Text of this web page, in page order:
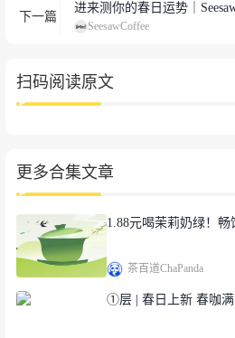
下一篇
进来测你的春日运势｜
SeesawCoffee
扫码阅读原文
更多合集文章
1.88元喝茉莉奶绿！畅
茶百道ChaPanda
①层 | 春日上新